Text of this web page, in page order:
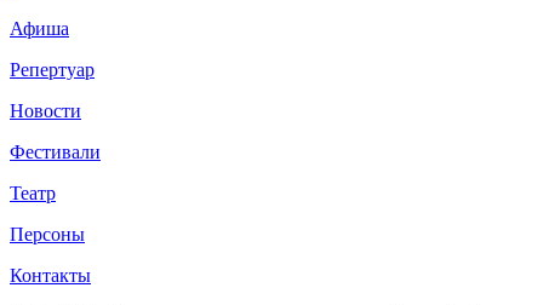
Афиша
Репертуар
Новости
Фестивали
Театр
Персоны
Контакты